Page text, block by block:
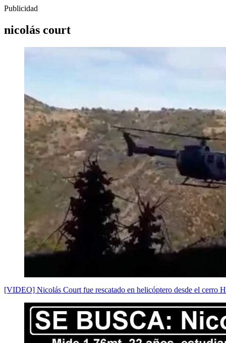
Publicidad
nicolás court
[VIDEO] Nicolás Court fue rescatado en helicóptero desde el cerro